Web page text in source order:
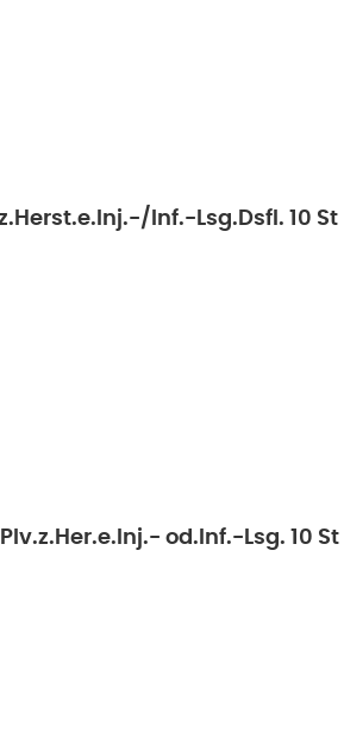
Inf.-Lsg.Dsfl. 10 St
Plv.z.Her.e.Inj.- od.Inf.-Lsg. 10 St